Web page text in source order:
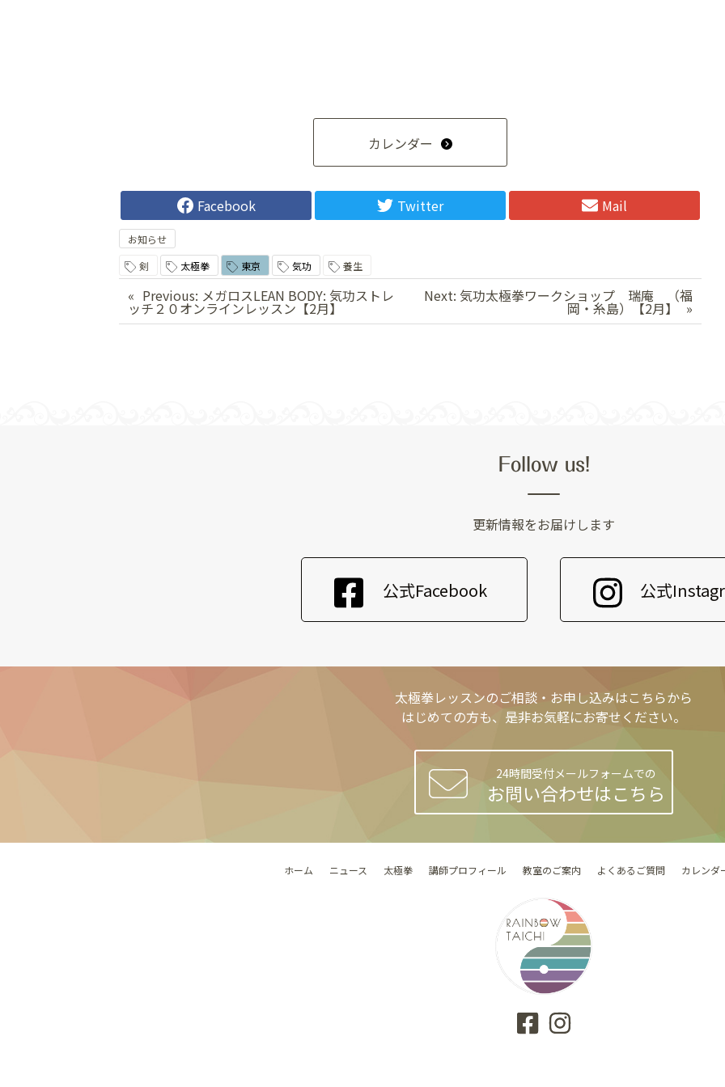
カレンダー
Facebook Twitter Mail
お知らせ
剣
太極拳 東京 気功 養生
投
稿
Previous: メガロスLEAN BODY: 気功ストレ
ッチ２０オンラインレッスン【2月】
Next: 気功太極拳ワークショップ 瑞庵 （福
岡・糸島）【2月】
Follow us!
更新情報をお届けします
公式Facebook 公式
太極拳レッスンのご相談・お申し込みはこちらから
はじめての方も、是非お気軽にお寄せください。
24時間受付メールフォームでの
お問い合わせはこちら
ホーム ニュース 太極拳 講師プロフィール 教室のご案内 よくあるご質問 カレンダ